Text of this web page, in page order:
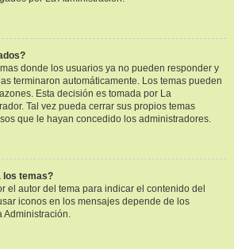
donde los usuarios ya no pueden responder y
terminaron automáticamente. Los temas pueden
Esta decisión es tomada por La
Tal vez pueda cerrar sus propios temas
que le hayan concedido los administradores.
los temas?
el autor del tema para indicar el contenido del
iconos en los mensajes depende de los
Administración.